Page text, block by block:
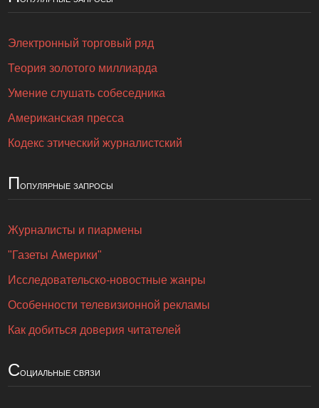
Электронный торговый ряд
Теория золотого миллиарда
Умение слушать собеседника
Американская пресса
Кодекс этический журналистский
Популярные запросы
Журналисты и пиармены
"Газеты Америки"
Исследовательско-новостные жанры
Особенности телевизионной рекламы
Как добиться доверия читателей
Социальные связи